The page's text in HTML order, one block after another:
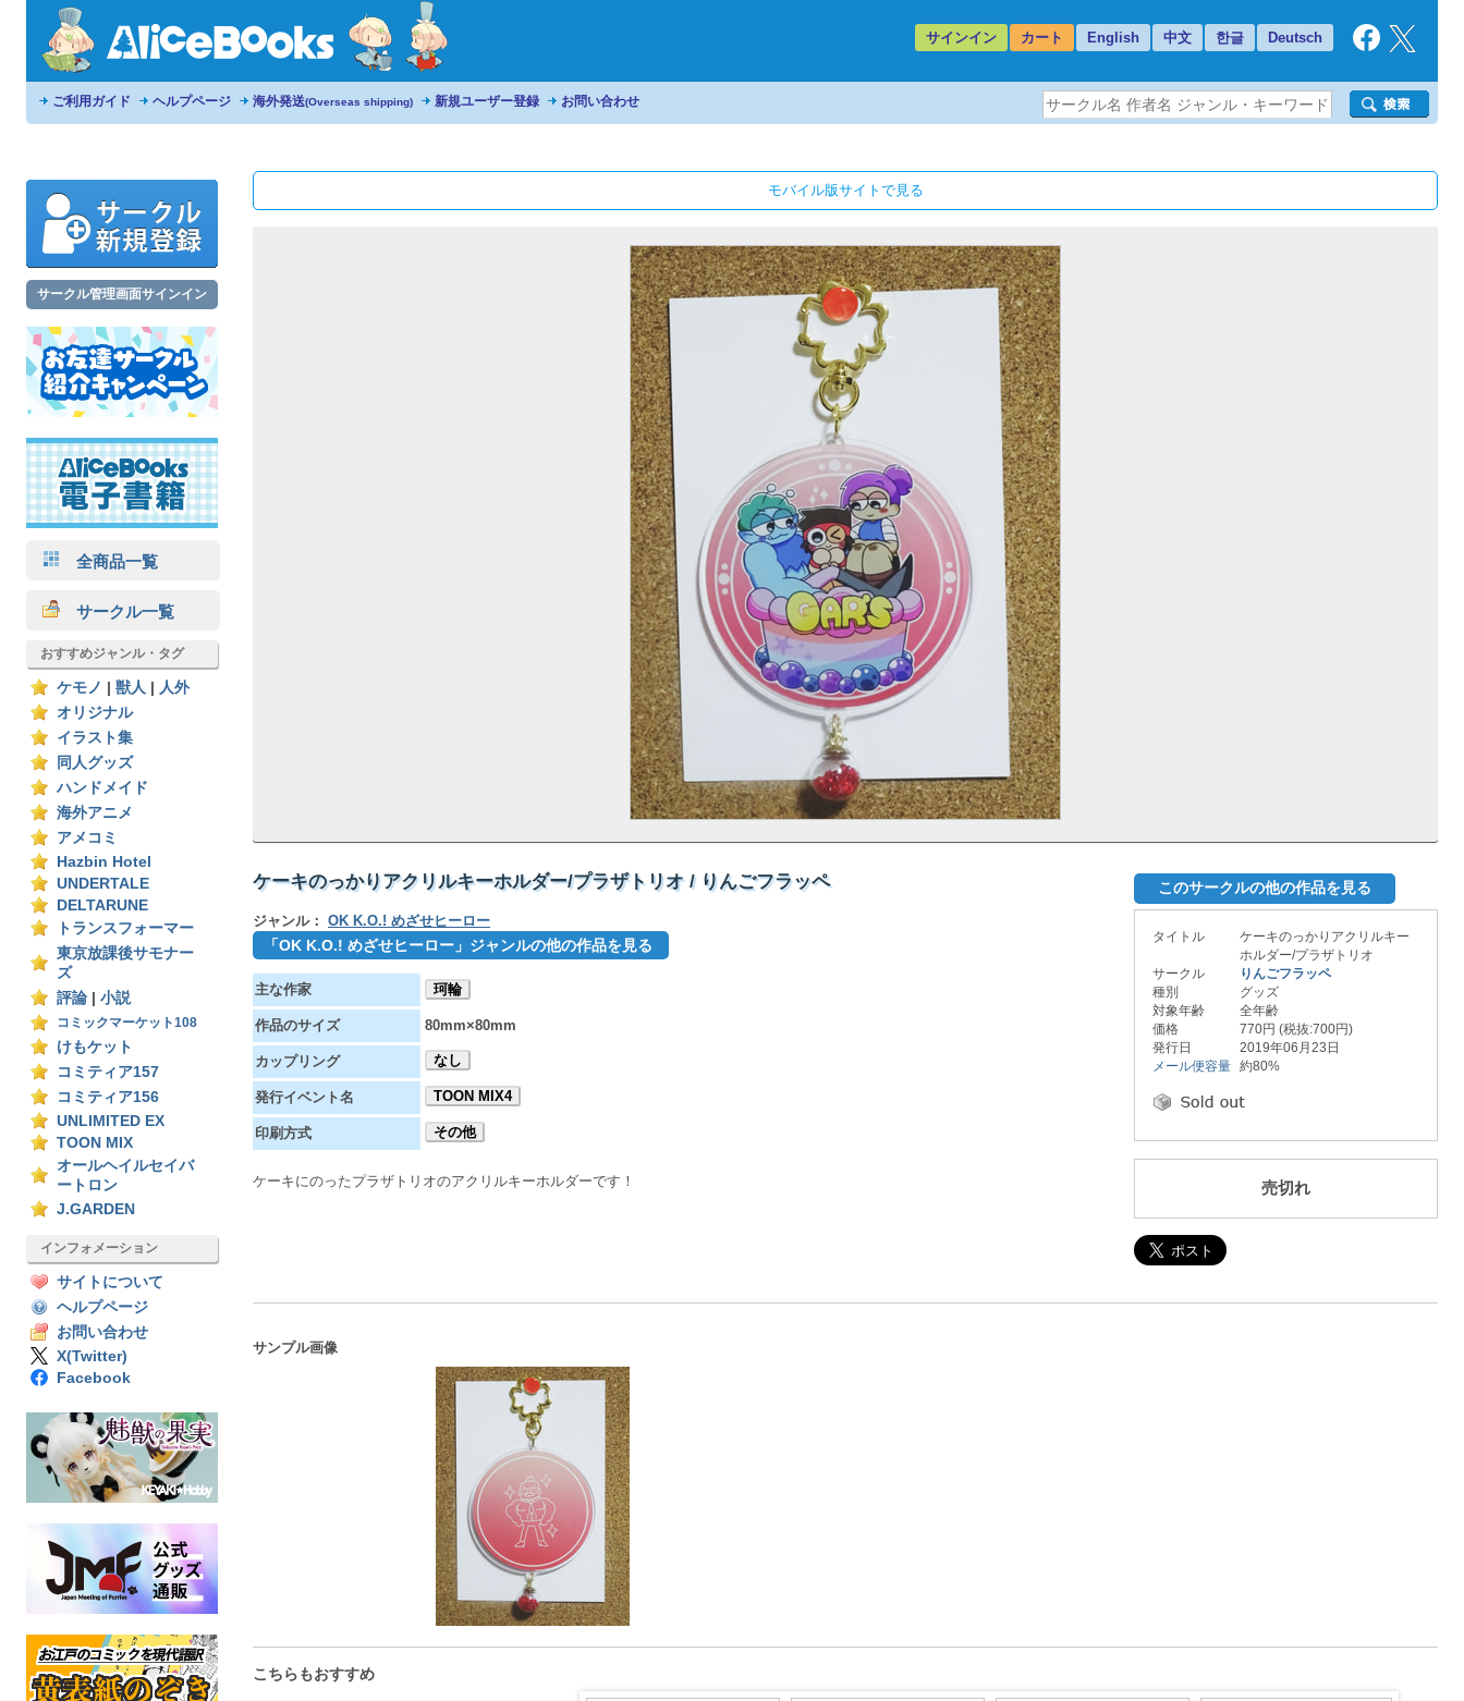
サインイン カート English 中文 한글 Deutsch
ご利用ガイド ヘルプページ 海外発送(Overseas shipping) 新規ユーザー登録 お問い合わせ
サークル管理画面サインイン
全商品一覧
サークル一覧
おすすめジャンル・タグ
ケモノ 獣人
人外
オリジナル
イラスト集
同人グッズ
ハンドメイド
海外アニメ
アメコミ
Hazbin Hotel
UNDERTALE
DELTARUNE
トランスフォーマー
東京放課後サモナー
ズ
評論
小説
コミックマーケット108
けもケット
コミティア157
コミティア156
UNLIMITED EX
TOON MIX
オールヘイルセイバ
ートロン
J.GARDEN
インフォメーション
サイトについて
ヘルプページ
お問い合わせ
X(Twitter)
Facebook
モバイル版サイトで見る
ケーキのっかりアクリルキーホルダー/プラザトリオ / りんごフラッペ
ジャンル： OK K.O.! めざせヒーロー
「OK K.O.! めざせヒーロー」ジャンルの他の作品を見る
主な作家 珂輪
作品のサイズ 80mm×80mm
カップリング なし
発行イベント名 TOON MIX4
印刷方式 その他
ケーキにのったプラザトリオのアクリルキーホルダーです！
このサークルの他の作品を見る
タイトル
ケーキのっかりアクリルキー
ホルダー/プラザトリオ
サークル
りんごフラッペ
種別
グッズ
対象年齢
全年齢
価格
770円 (税抜:700円)
発行日
2019年06月23日
メール便容量 約80%
売切れ
サンプル画像
こちらもおすすめ